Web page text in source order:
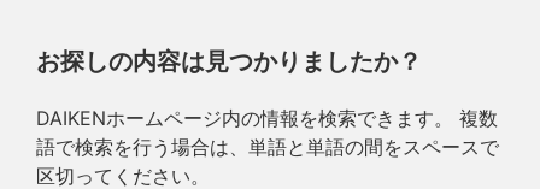
お探しの内容は見つかりましたか？
DAIKENホームページ内の情報を検索できます。 複数
語で検索を行う場合は、単語と単語の間をスペースで
区切ってください。